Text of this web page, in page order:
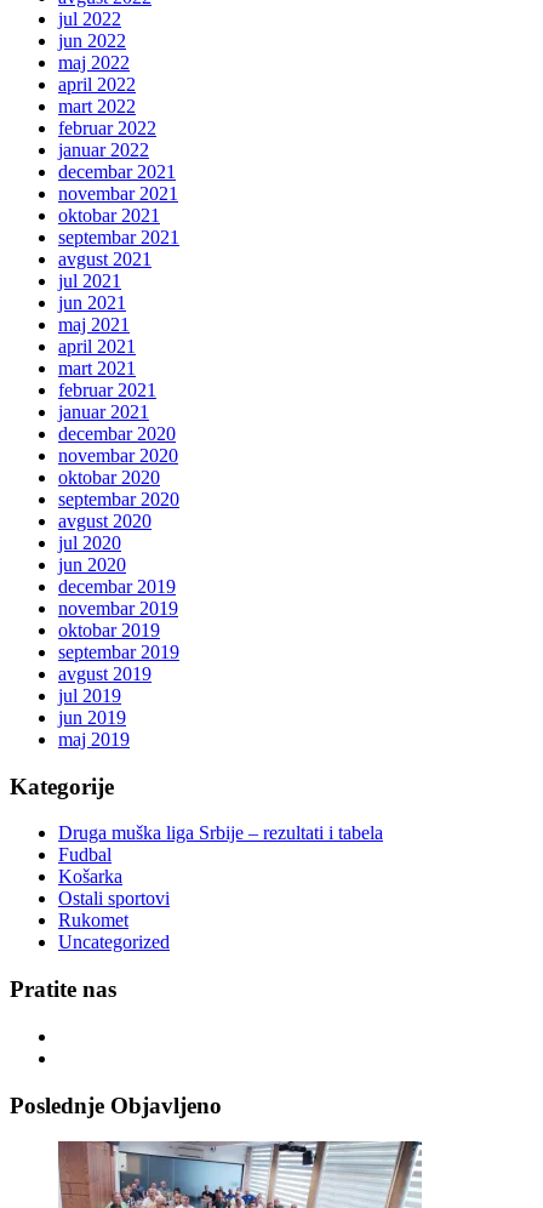
jul 2022
jun 2022
maj 2022
april 2022
mart 2022
februar 2022
januar 2022
decembar 2021
novembar 2021
oktobar 2021
septembar 2021
avgust 2021
jul 2021
jun 2021
maj 2021
april 2021
mart 2021
februar 2021
januar 2021
decembar 2020
novembar 2020
oktobar 2020
septembar 2020
avgust 2020
jul 2020
jun 2020
decembar 2019
novembar 2019
oktobar 2019
septembar 2019
avgust 2019
jul 2019
jun 2019
maj 2019
Kategorije
Druga muška liga Srbije – rezultati i tabela
Fudbal
Košarka
Ostali sportovi
Rukomet
Uncategorized
Pratite nas
Poslednje Objavljeno